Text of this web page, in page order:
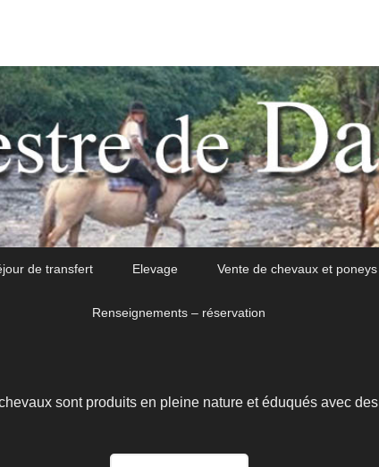
de transfert Elevage Vente de chevaux et poneys
Renseignements – réservation
sont produits en pleine nature et éduqués avec